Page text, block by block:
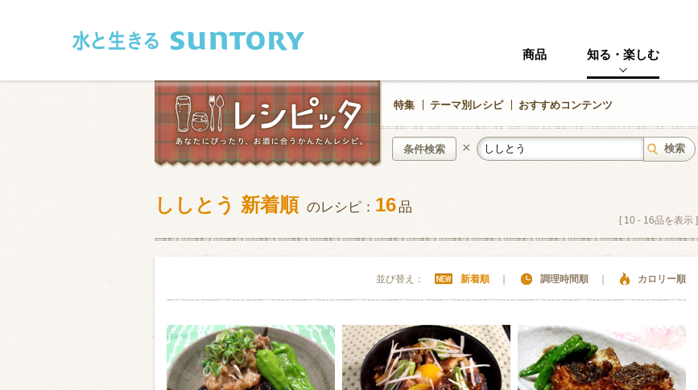
商品 知る・楽しむ
特集 テーマ別レシピ おすすめコンテンツ
条件検索 ×
和食 洋食
フレンチ アジア・エスニック その他・創作料理 スイーツ
肉 魚介類 野菜・いも類 きのこ
卵・乳製品 豆腐・豆類 加工食品系 くだもの
お米・麺
類・穀物
その他
ししとう 新着順 のレシピ： 16品
[ 10 - 16品を表示 ]
並び替え： 新着順 調理時間順 カロリー順